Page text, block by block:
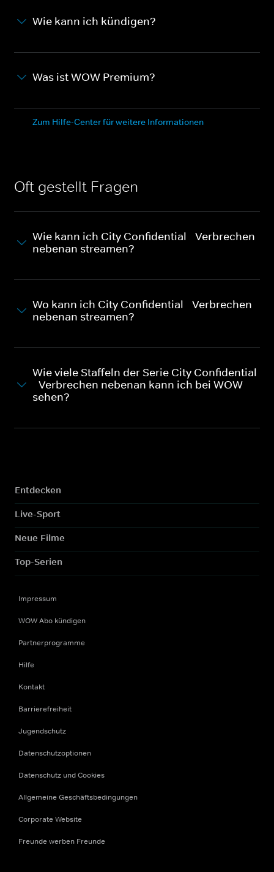
Wie kann ich kündigen?
Was ist WOW Premium?
Zum Hilfe-Center für weitere Informationen
Oft gestellt Fragen
Wie kann ich City Confidential - Verbrechen
nebenan streamen?
Wo kann ich City Confidential - Verbrechen
nebenan streamen?
Wie viele Staffeln der Serie City Confidential
- Verbrechen nebenan kann ich bei WOW
sehen?
Entdecken
Live-Sport
Neue Filme
Top-Serien
Impressum
WOW Abo kündigen
Partnerprogramme
Hilfe
Kontakt
Barrierefreiheit
Jugendschutz
Datenschutzoptionen
Datenschutz und Cookies
Allgemeine Geschäftsbedingungen
Corporate Website
Freunde werben Freunde